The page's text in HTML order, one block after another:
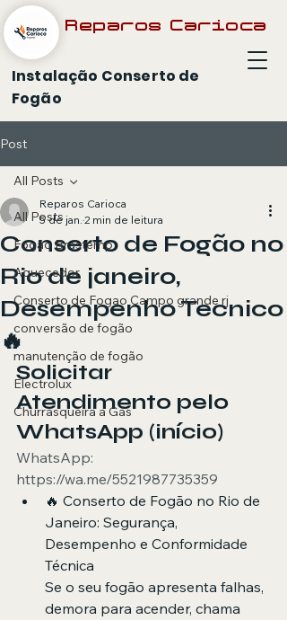
Reparos Carioca
Instalação Conserto de
Fogão
Post
All Posts
Fogão Brastemp
Aquecedor
Conserto de Fogao Campo grande rj
conversão de fogão
manutenção de fogão
Electrolux
Churrasqueira a Gás
All Posts
Conserto de Fogão no
Rio de janeiro,
Desempenho Tecnico
🔥
Reparos Carioca
5 de jan. 2 min de leitura
Solicitar
Atendimento pelo
WhatsApp (início)
WhatsApp:
https://wa.me/5521987735359
🔥 Conserto de Fogão no Rio de
Janeiro: Segurança,
Desempenho e Conformidade
Técnica
Se o seu fogão apresenta falhas,
demora para acender, chama